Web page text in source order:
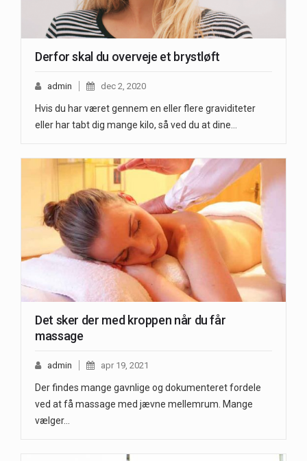
Derfor skal du overveje et brystløft
admin dec 2, 2020
Hvis du har været gennem en eller flere graviditeter
eller har tabt dig mange kilo, så ved du at dine…
Det sker der med kroppen når du får
massage
admin apr 19, 2021
Der findes mange gavnlige og dokumenteret fordele
ved at få massage med jævne mellemrum. Mange
vælger…